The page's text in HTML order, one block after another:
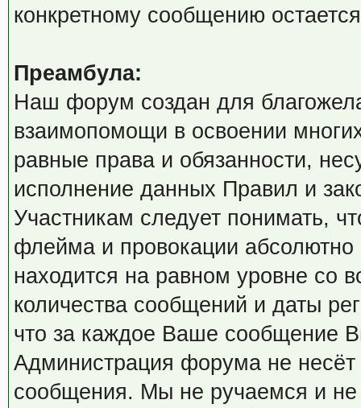
конкретному сообщению
Преамбула:
Наш форум создан для
взаимопомощи в освоении
равные права и обязанности,
исполнение данных Правил и
Участникам следует понимать,
флейма и провокации
находится на равном уровне со
количества сообщений и даты
что за каждое Ваше сообщение
Администрация форума не
сообщения. Мы не ручаемся и не